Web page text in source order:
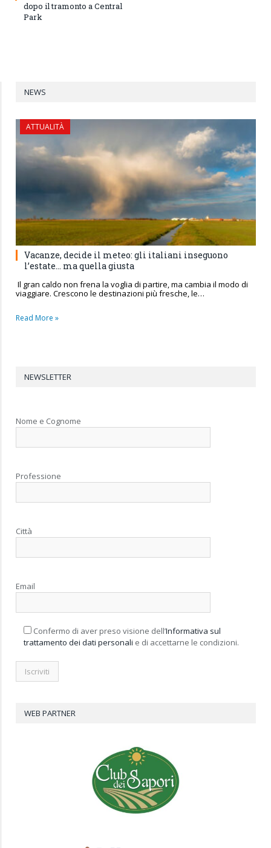
dopo il tramonto a Central
Park
NEWS
ATTUALITÀ
Vacanze, decide il meteo: gli italiani inseguono
l’estate… ma quella giusta
Il gran caldo non frena la voglia di partire, ma cambia il modo di
viaggiare. Crescono le destinazioni più fresche, le…
Read More »
NEWSLETTER
Nome e Cognome
Professione
Città
Email
Confermo di aver preso visione dell’Informativa sul
trattamento dei dati personali e di accettarne le condizioni.
WEB PARTNER